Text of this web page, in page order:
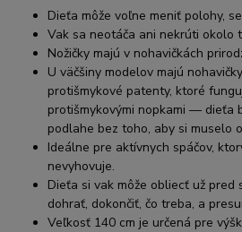
Dieťa môže voľne meniť polohy,
Vak sa neotáča ani nekrúti okolo
Nožičky majú v nohavičkách
U väčšiny modelov majú
protišmykové patenty, ktoré
protišmykovými nopkami — dieťa
podlahe bez toho, aby si muselo
Ideálne pre aktívnych spáčov,
nevyhovuje.
Dieťa si vak môže obliecť už pred
dohrať, dokončiť, čo treba, a
Veľkosť 140 cm je určená pre